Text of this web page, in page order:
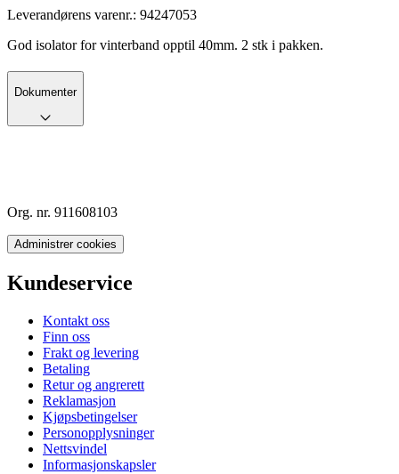
Leverandørens varenr.: 94247053
God isolator for vinterband opptil 40mm. 2 stk i pakken.
Dokumenter
Org. nr. 911608103
Administrer cookies
Kundeservice
Kontakt oss
Finn oss
Frakt og levering
Betaling
Retur og angrerett
Reklamasjon
Kjøpsbetingelser
Personopplysninger
Nettsvindel
Informasjonskapsler